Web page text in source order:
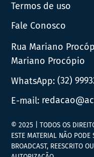
Termos de uso
Fale Conosco
Rua Mariano
Mariano Procópio
WhatsApp:(32)
E-mail:
© 2025 | TODOS OS
ESTE MATERIAL NÃO
BROADCAST, REESCRITO